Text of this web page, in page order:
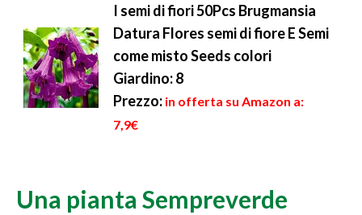
I semi di fiori 50Pcs Brugmansia
Datura Flores semi di fiore E Semi
come misto Seeds colori
Giardino: 8
Prezzo: in offerta su Amazon a:
7,9€
Una pianta Sempreverde